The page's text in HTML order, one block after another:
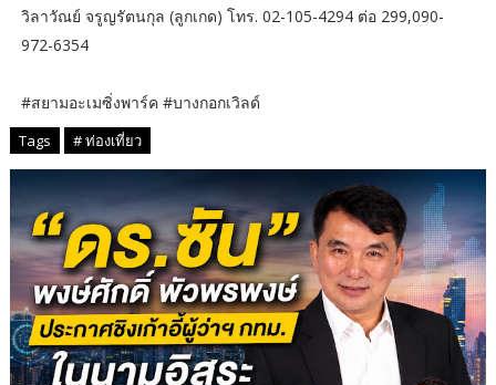
วิลาวัณย์ จรูญรัตนกุล (ลูกเกด) โทร. 02-105-4294 ต่อ 299,090-
972-6354
#สยามอะเมซิ่งพาร์ค #บางกอกเวิลด์
Tags # ท่องเที่ยว